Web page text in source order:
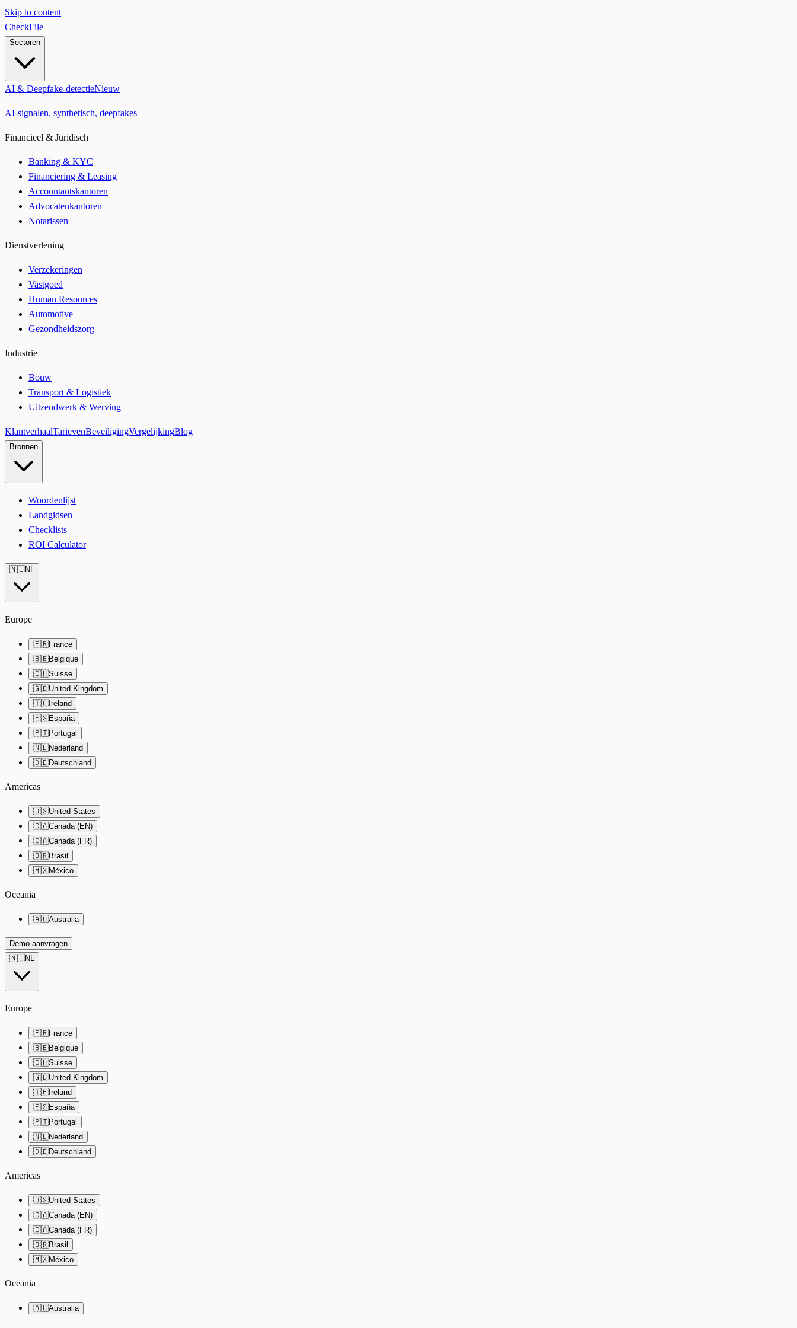
Skip to content
CheckFile
Sectoren
AI & Deepfake-detectieNieuw
AI-signalen, synthetisch, deepfakes
Financieel & Juridisch
Banking & KYC
Financiering & Leasing
Accountantskantoren
Advocatenkantoren
Notarissen
Dienstverlening
Verzekeringen
Vastgoed
Human Resources
Automotive
Gezondheidszorg
Industrie
Bouw
Transport & Logistiek
Uitzendwerk & Werving
KlantverhaalTarievenBeveiligingVergelijkingBlog
Bronnen
Woordenlijst
Landgidsen
Checklists
ROI Calculator
🇳🇱NL
Europe
🇫🇷France
🇧🇪Belgique
🇨🇭Suisse
🇬🇧United Kingdom
🇮🇪Ireland
🇪🇸España
🇵🇹Portugal
🇳🇱Nederland
🇩🇪Deutschland
Americas
🇺🇸United States
🇨🇦Canada (EN)
🇨🇦Canada (FR)
🇧🇷Brasil
🇲🇽México
Oceania
🇦🇺Australia
Demo aanvragen
🇳🇱NL
Europe
🇫🇷France
🇧🇪Belgique
🇨🇭Suisse
🇬🇧United Kingdom
🇮🇪Ireland
🇪🇸España
🇵🇹Portugal
🇳🇱Nederland
🇩🇪Deutschland
Americas
🇺🇸United States
🇨🇦Canada (EN)
🇨🇦Canada (FR)
🇧🇷Brasil
🇲🇽México
Oceania
🇦🇺Australia